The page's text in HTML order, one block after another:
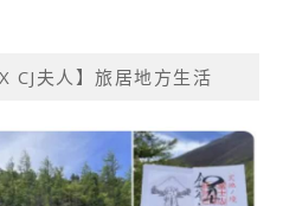
CJ夫人】旅居地方生活